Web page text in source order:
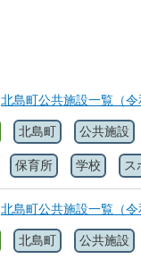
北島町公共施設一覧（令
北島町 公共施設
保育所 学校 ス
北島町公共施設一覧（令
北島町 公共施設